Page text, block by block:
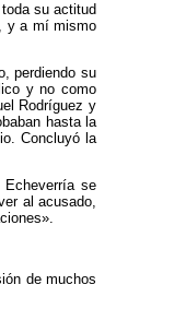
su actitud
y a mí mismo
perdiendo su
y no como
Rodríguez y
hasta la
Concluyó la
se
al acusado,
de muchos